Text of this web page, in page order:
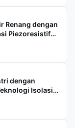
Renang dengan
Piezoresistif
Tingkat yang
dengan
Isolasi
HT dari